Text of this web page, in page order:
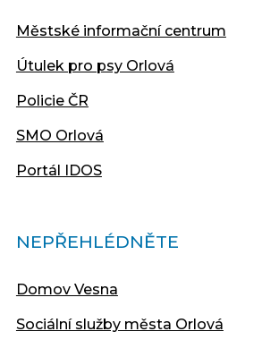
Městské informační centrum
Útulek pro psy Orlová
Policie ČR
SMO Orlová
Portál IDOS
NEPŘEHLÉDNĚTE
Domov Vesna
Sociální služby města Orlová